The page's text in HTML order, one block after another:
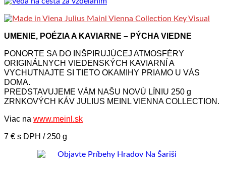
UMENIE, POÉZIA A KAVIARNE – PÝCHA VIEDNE
PONORTE SA DO INŠPIRUJÚCEJ ATMOSFÉRY
ORIGINÁLNYCH VIEDENSKÝCH KAVIARNÍ A
VYCHUTNAJTE SI TIETO OKAMIHY PRIAMO U VÁS
DOMA.
PREDSTAVUJEME VÁM NAŠU NOVÚ LÍNIU 250 g
ZRNKOVÝCH KÁV JULIUS MEINL VIENNA COLLECTION.
Viac na www.meinl.sk
7 € s DPH / 250 g